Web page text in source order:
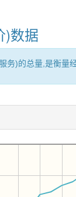
)数据
)的总量,是衡量